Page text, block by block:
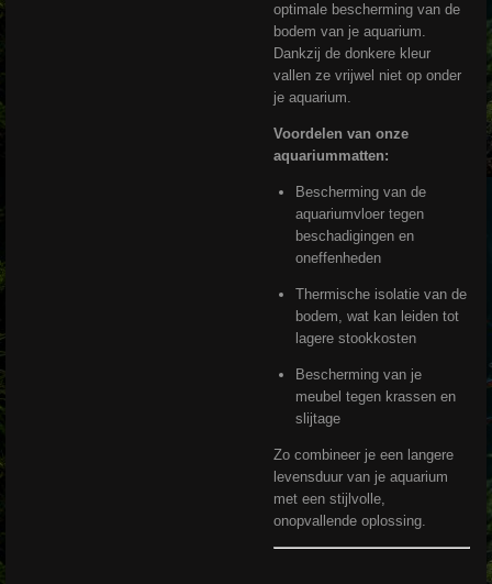
optimale bescherming van de
bodem van je aquarium.
Dankzij de donkere kleur
vallen ze vrijwel niet op onder
je aquarium.
Voordelen van onze
aquariummatten:
Bescherming van de
aquariumvloer tegen
beschadigingen en
oneffenheden
Thermische isolatie van de
bodem, wat kan leiden tot
lagere stookkosten
Bescherming van je
meubel tegen krassen en
slijtage
Zo combineer je een langere
levensduur van je aquarium
met een stijlvolle,
onopvallende oplossing.